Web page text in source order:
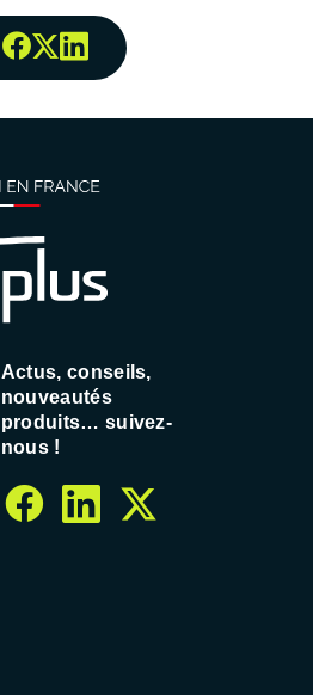
Partager surFacebook
Partager surTwitter
Partager
Actus, conseils,
nouveautés
produits… suivez-
nous !
facebook
linkedin
twitter